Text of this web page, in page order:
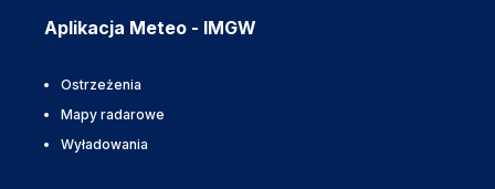
Aplikacja Meteo - IMGW
Ostrzeżenia
Mapy radarowe
Wyładowania